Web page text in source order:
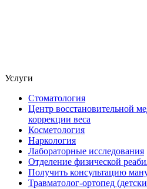
Услуги
Стоматология
Центр восстановительной
коррекции веса
Косметология
Наркология
Лабораторные исследования
Отделение физической
Получить консультацию
Травматолог-ортопед